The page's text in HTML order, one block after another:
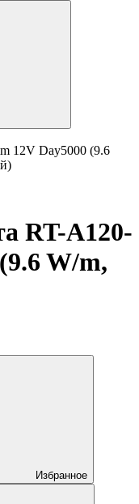
12V Day5000 (9.6
RT-A120-
W/m,
Избранное